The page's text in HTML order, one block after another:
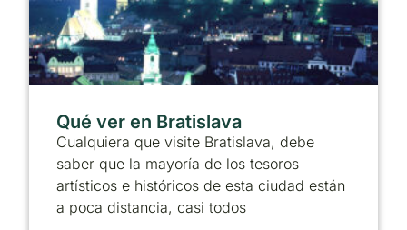
Qué ver en Bratislava
Cualquiera que visite Bratislava, debe
saber que la mayoría de los tesoros
artísticos e históricos de esta ciudad están
a poca distancia, casi todos